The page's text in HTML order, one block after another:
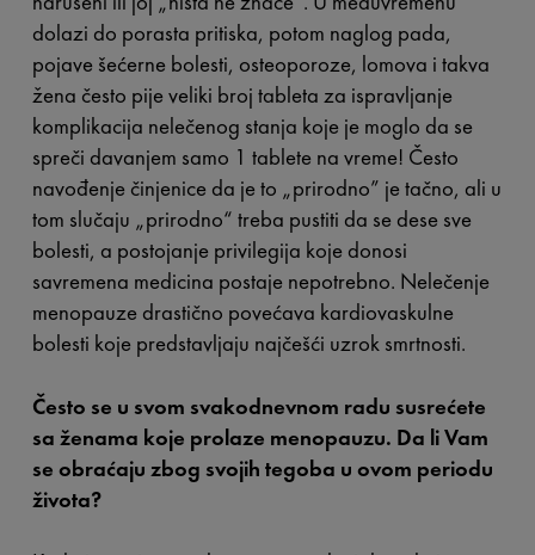
dolazi do porasta pritiska, potom naglog pada,
pojave šećerne bolesti, osteoporoze, lomova i takva
žena često pije veliki broj tableta za ispravljanje
komplikacija nelečenog stanja koje je moglo da se
spreči davanjem samo 1 tablete na vreme! Često
navođenje činjenice da je to „prirodno” je tačno, ali u
tom slučaju „prirodno“ treba pustiti da se dese sve
bolesti, a postojanje privilegija koje donosi
savremena medicina postaje nepotrebno. Nelečenje
menopauze drastično povećava kardiovaskulne
bolesti koje predstavljaju najčešći uzrok smrtnosti.
Često se u svom svakodnevnom radu susrećete
sa ženama koje prolaze menopauzu. Da li Vam
se obraćaju zbog svojih tegoba u ovom periodu
života?